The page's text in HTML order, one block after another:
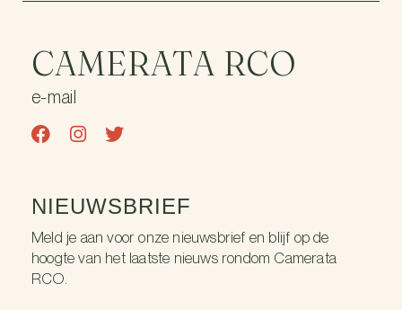
CAMERATA RCO
e-mail
NIEUWSBRIEF
Meld je aan voor onze nieuwsbrief en blijf op de
hoogte van het laatste nieuws rondom Camerata
RCO.